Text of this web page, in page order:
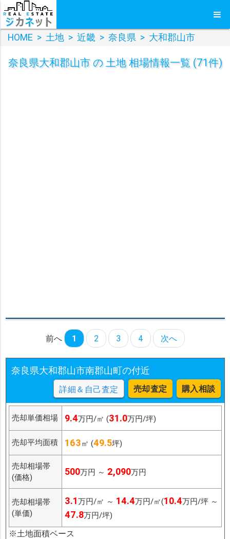
HOME > 土地 > 近畿 > 奈良県 > 大和郡山市
奈良県大和郡山市 の 土地 相場情報一覧 (71件)
前へ 1 2 3 4 次へ
奈良県大和郡山市南郡山町の付近
詳細＆自己査定 売却査定 購入相談
売却単価相場 9.4万円/㎡ (31.0万円/坪)
売却平均面積 163㎡ (49.5坪)
売却相場帯
(価格)
500万円 ～ 2,090万円
売却相場帯
(単価)
3.1万円/㎡ ～ 14.4万円/㎡(10.4万円/坪 ～
47.8万円/坪)
※土地面積ベース